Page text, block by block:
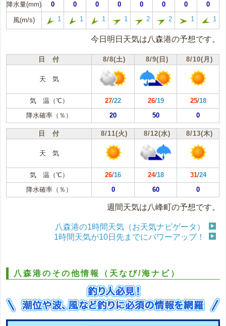
降水量(mm)
0 0 0 0 0 0 0 0
風(m/s) 1 1 1 1 2 2 1 1
今日明日天気は八森港の予想です。
日 付 8/8(土) 8/9(日) 8/10(月)
天 気
気 温（℃） 27/22 26/19 25/18
降水確率（％）
20 50 0
日 付 8/11(火) 8/12(水) 8/13(木)
天 気
気 温（℃） 26/16 24/18 31/24
降水確率（％）
0 60 0
週間天気は八峰町の予想です。
八森港の1時間天気（お天気ナビゲータ）
1時間天気が10日先までにパワーアップ！
八森港のその他情報（天なび/海ナビ）